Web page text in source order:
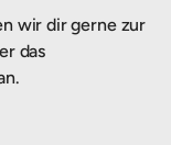
wir dir gerne zur
das